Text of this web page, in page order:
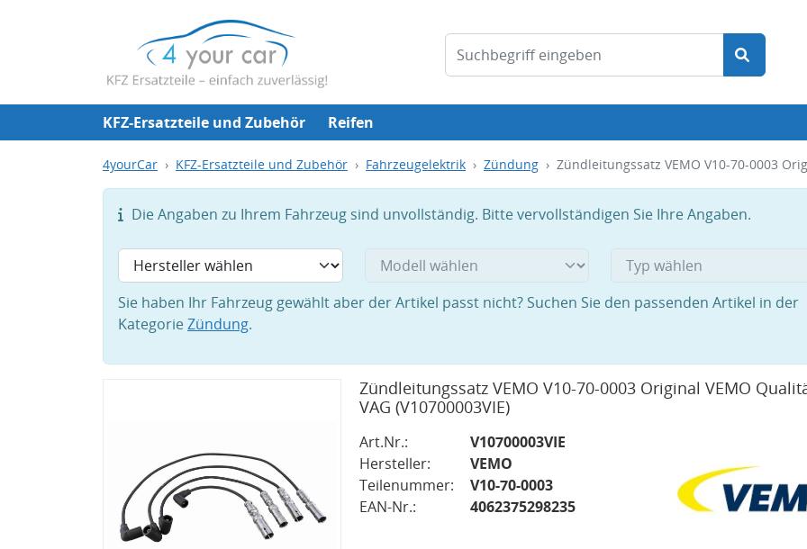
KFZ-Ersatzteile und Zubehör Reifen
4yourCar KFZ-Ersatzteile und Zubehör Fahrzeugelektrik Zündung Zündleitungssatz VEMO V10-70-0003
Die Angaben zu Ihrem Fahrzeug sind unvollständig. Bitte vervollständigen Sie Ihre Angaben.
Sie haben Ihr Fahrzeug gewählt aber der Artikel passt nicht? Suchen Sie den passenden Artikel in der
KategorieZündung.
Zündleitungssatz VEMO V10-70-0003 Original VEMO
VAG (V10700003VIE)
Art.Nr.:
V10700003VIE
Hersteller:
VEMO
Teilenummer:
V10-70-0003
EAN-Nr.:
4062375298235